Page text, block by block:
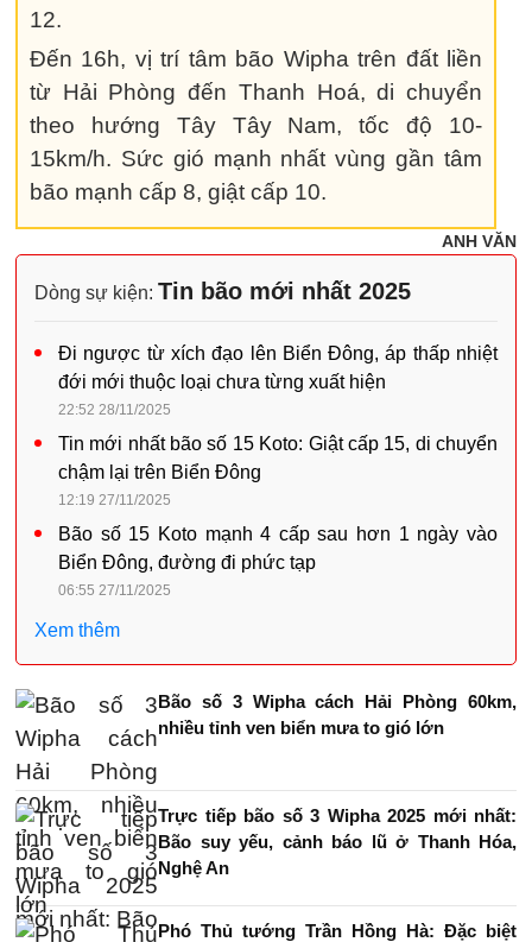
12.
Đến 16h, vị trí tâm bão Wipha trên đất liền
từ Hải Phòng đến Thanh Hoá, di chuyển
theo hướng Tây Tây Nam, tốc độ 10-
15km/h. Sức gió mạnh nhất vùng gần tâm
bão mạnh cấp 8, giật cấp 10.
ANH VĂN
Dòng sự kiện: Tin bão mới nhất 2025
Đi ngược từ xích đạo lên Biển Đông, áp thấp nhiệt
đới mới thuộc loại chưa từng xuất hiện
22:52 28/11/2025
Tin mới nhất bão số 15 Koto: Giật cấp 15, di chuyển
chậm lại trên Biển Đông
12:19 27/11/2025
Bão số 15 Koto mạnh 4 cấp sau hơn 1 ngày vào
Biển Đông, đường đi phức tạp
06:55 27/11/2025
Xem thêm
Bão số 3 Wipha cách Hải Phòng 60km,
nhiều tỉnh ven biển mưa to gió lớn
Trực tiếp bão số 3 Wipha 2025 mới nhất:
Bão suy yếu, cảnh báo lũ ở Thanh Hóa,
Nghệ An
Phó Thủ tướng Trần Hồng Hà: Đặc biệt